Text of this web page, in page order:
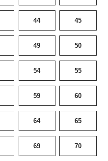
44 45
49 50
54 55
59 60
64 65
69 70